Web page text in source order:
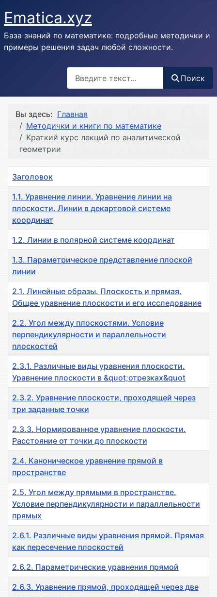
Ematica.xyz
База знаний по математике: подробные методички и
примеры решения задач любой сложности.
Поиск
Вы здесь: Главная
Методички и книги по математике
Краткий курс лекций по аналитической
геометрии
Заголовок
1.1. Уравнение линии. Уравнение линии на
плоскости. Линии в декартовой системе
координат
1.2. Линии в полярной системе координат
1.3. Параметрическое представление плоской
линии
2.1. Линейные образы. Плоскость и прямая.
Общее уравнение плоскости и его исследование
2.2. Угол между плоскостями. Условие
перпендикулярности и параллельности
плоскостей
2.3.1. Различные виды уравнения плоскости.
Уравнение плоскости в &quot;отрезках&quot
2.3.2. Уравнение плоскости, проходящей через
три заданные точки
2.3.3. Нормированное уравнение плоскости.
Расстояние от точки до плоскости
2.4. Каноническое уравнение прямой в
пространстве
2.5. Угол между прямыми в пространстве.
Условие перпендикулярности и параллельности
прямых
2.6.1. Различные виды уравнения прямой. Прямая
как пересечение плоскостей
2.6.2. Параметрические уравнения прямой
2.6.3. Уравнение прямой, проходящей через две